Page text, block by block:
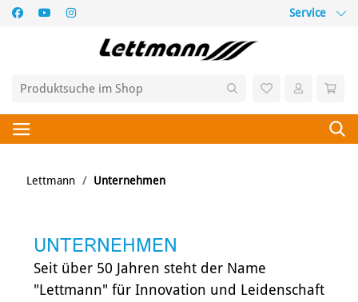
Service
Lettmann Unternehmen
UNTERNEHMEN
Seit über 50 Jahren steht der Name
"Lettmann" für Innovation und Leidenschaft